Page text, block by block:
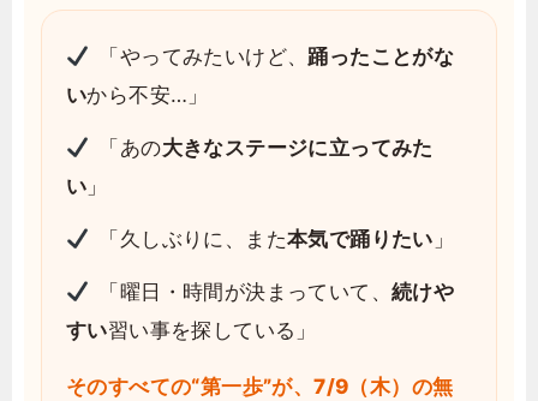
「やってみたいけど、 踊ったことがな
いから不安…」
「あの大きなステージに立ってみた
い 」
「久しぶりに、また本気で踊りたい 」
「曜日・時間が決まっていて、 続けや
すい習い事を探している」
そのすべての“第一歩”が、7/9（木）の無